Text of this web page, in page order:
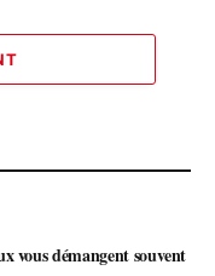
vous démangent souvent